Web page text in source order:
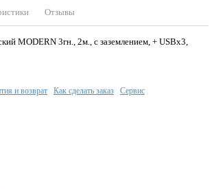
Отзывы
MODERN 3гн., 2м., с заземлением, + USBх3,
и возврат Как сделать заказ Сервис